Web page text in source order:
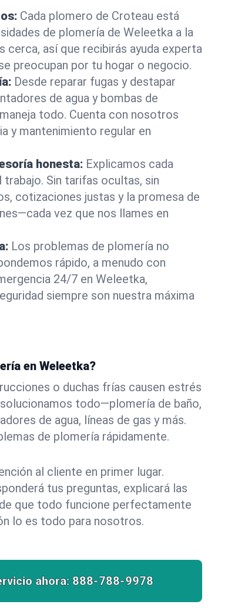
Cada plomero de Croteau está
de plomería de Weleetka a la
así que recibirás ayuda experta
preocupan por tu hogar o negocio.
Desde reparar fugas y destapar
de agua y bombas de
todo. Cuenta con nosotros
y mantenimiento regular en
honesta: Explicamos cada
Sin tarifas ocultas, sin
cotizaciones justas y la promesa de
vez que nos llames en
Los problemas de plomería no
rápido, a menudo con
24/7 en Weleetka,
siempre son nuestra máxima
en Weleetka?
o duchas frías causen estrés
todo—plomería de baño,
de agua, líneas de gas y más.
de plomería rápidamente.
al cliente en primer lugar.
tus preguntas, explicará las
que todo funcione perfectamente
lo es todo para nosotros.
ahora: 888-788-9978